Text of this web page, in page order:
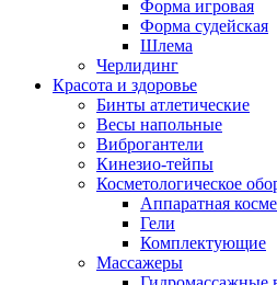
Форма игровая
Форма судейская
Шлема
Черлидинг
Красота и здоровье
Бинты атлетические
Весы напольные
Виброгантели
Кинезио-тейпы
Косметологическое
Аппаратная
Гели
Комплектующие
Массажеры